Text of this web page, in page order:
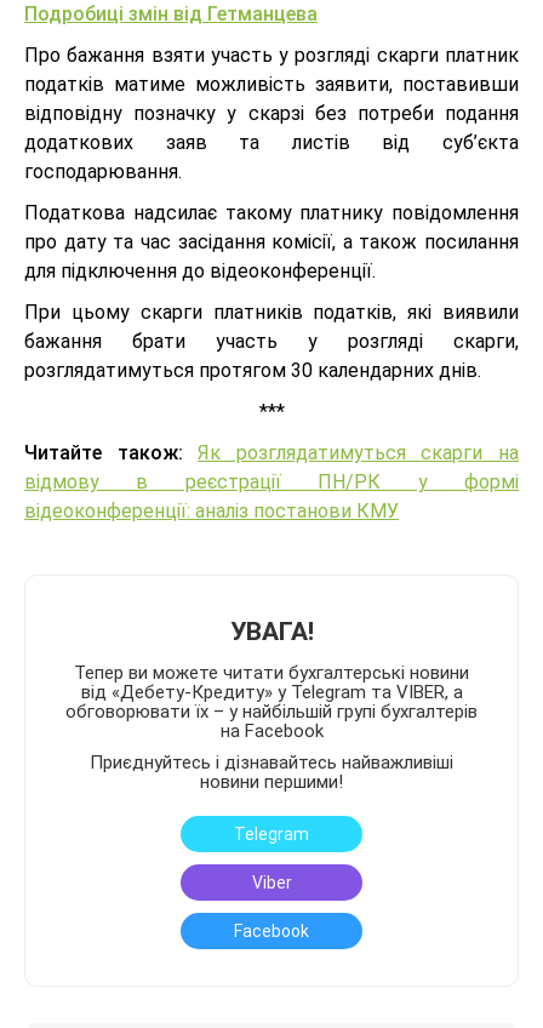
Подробиці змін від Гетманцева
Про бажання взяти участь у розгляді скарги платник
податків матиме можливість заявити, поставивши
відповідну позначку у скарзі без потреби подання
додаткових заяв та листів від суб’єкта
господарювання.
Податкова надсилає такому платнику повідомлення
про дату та час засідання комісії, а також посилання
для підключення до відеоконференції.
При цьому скарги платників податків, які виявили
бажання брати участь у розгляді скарги,
розглядатимуться протягом 30 календарних днів.
***
Читайте також:
Як розглядатимуться скарги на
відмову в реєстрації ПН/РК у формі
відеоконференції: аналіз постанови КМУ
УВАГА!
Тепер ви можете читати бухгалтерські новини
від «Дебету-Кредиту» у Telegram та VIBER, а
обговорювати їх – у найбільшій групі бухгалтерів
на Facebook
Приєднуйтесь і дізнавайтесь найважливіші
новини першими!
Telegram
Viber
Facebook